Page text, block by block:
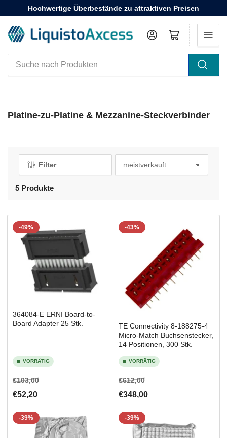
Hochwertige Überbestände zu attraktiven Preisen
AnmeldenMini-Warenkorb öffnen
Platine-zu-Platine & Mezzanine-Steckverbinder
Filter
o
5 Produkte
-49%
364084-E ERNI Board-to-
Board Adapter 25 Stk.
VORRÄTIG
Normaler
Preis
€103,00Ausverkaufspreis
€52,20
-43%
TE Connectivity 8-188275-4
Micro-Match Buchsenstecker,
14 Positionen, 300 Stk.
VORRÄTIG
Normaler
Preis
€612,00Ausverkaufspreis
€348,00
-39% -39%